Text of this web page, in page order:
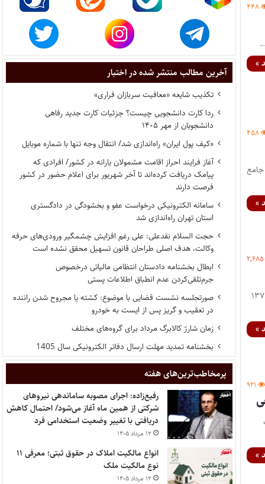
۴۴۸
»
۴۵۸
جامع
»
۲,۶۸۵
با اصلاحات تا تاریخ ۱۳۷۶/۴/۲۹
»
۹۲۱
»
آخرین مطالب منتشر شده در اختبار
تکذیب شایعه «معافیت سربازان فراری»
ردا کارت دانشجویی چیست؟ جزئیات کارت جدید رفاهی
دانشجویان از مهر ۱۴۰۵
«کیف پول ایران» راه‌اندازی شد/ انتقال وجه تنها با شماره موبایل
آغاز فرایند احراز اقامت مشمولان یارانه در کشور/ افرادی که
پیامک دریافت کرده‌اند تا آخر شهریور برای اعلام حضور در کشور
فرصت دارند
سامانه الکترونیکی درخواست عفو و بخشودگی در دادگستری
استان تهران راه‌اندازی شد
حجت السلام نقدعلی: علی رغم افزایش چشمگیر ورودی‌های حرفه
وکالت، هدف اصلی طراحان قانون تسهیل محقق نشده است
ابطال بخشنامه دادستان انتظامی مالیاتی درخصوص
جرم‌تلقی‌کردن عدم انطباق اطلاعات پستی
صورتجلسه نشست قضایی با موضوع: کشته یا مجروح شدن راننده
در تعقیب و گریز پس از ایست به خودرو
زمان شارژ کالابرگ مرداد برای گروه‌های مختلف
بخشنامه تمدید مهلت ارسال دفاتر الکترونیکی سال 1405
پر‌مخاطب‌ترین‌های هفته
رفیع‌زاده: اجرای مصوبه ساماندهی نیروهای
شرکتی از همین ماه آغاز می‌شود/ احتمال کاهش
دریافتی با تغییر وضعیت استخدامی فرد
۱۲ مرداد ۱۴۰۵
انواع مالکیت املاک در حقوق ثبتی؛ معرفی ۱۱
نوع مالکیت ملک
۱۲ مرداد ۱۴۰۵